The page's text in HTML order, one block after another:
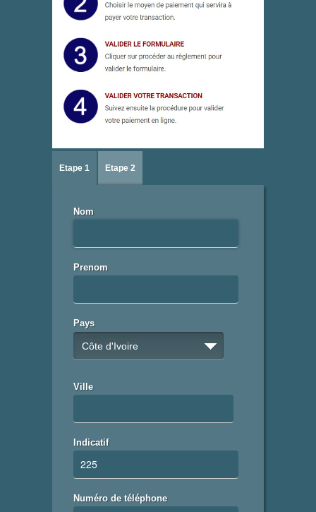
Etape 1 Etape 2
Nom
Prenom
Pays
Côte d'Ivoire
Ville
Indicatif
Numéro de téléphone